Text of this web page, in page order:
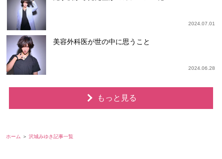
2024.07.01
美容外科医が世の中に思うこと
2024.06.28
もっと見る
ホーム 沢城みゆき記事一覧